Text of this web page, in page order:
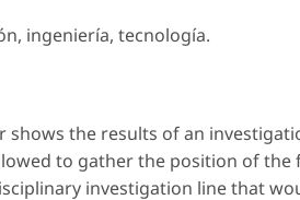
ingeniería, tecnología.
shows the results of an
to gather the position of
investigation line that